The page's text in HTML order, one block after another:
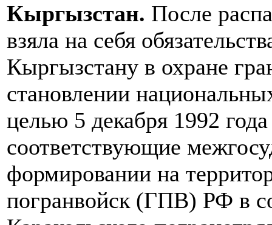
Кыргызстан. После
взяла на себя
Кыргызстану в охране
становлении
целью 5 декабря 1992
соответствующие
формировании на
погранвойск (ГПВ) РФ в